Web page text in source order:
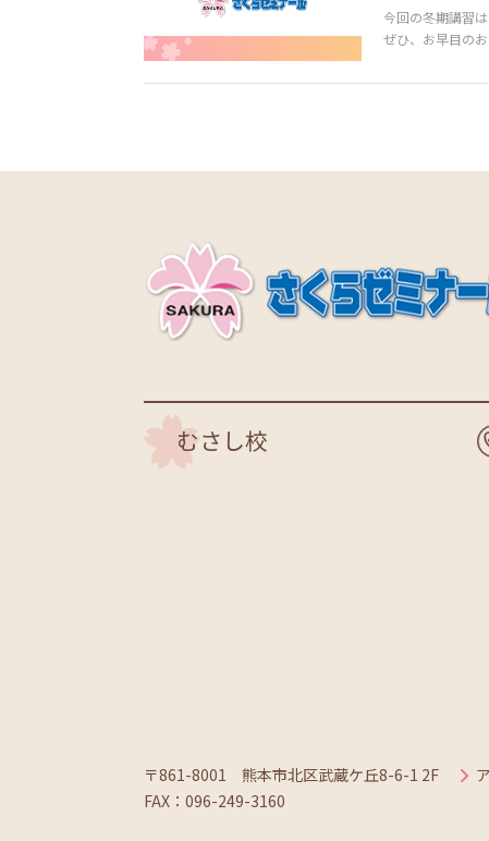
今回の冬期講習
ぜひ、お早目の
むさし校
〒861-8001 熊本市北区武蔵ケ丘8-6-1 2F
FAX：096-249-3160